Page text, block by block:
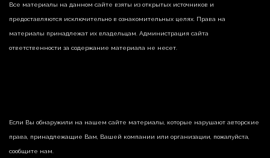
Все материалы на данном сайте взяты из открытых источников и
предоставляются исключительно в ознакомительных целях. Права на
материалы принадлежат их владельцам. Администрация сайта
ответственности за содержание материала не несет.
Если Вы обнаружили на нашем сайте материалы, которые нарушают авторские
права, принадлежащие Вам, Вашей компании или организации, пожалуйста,
сообщите нам.